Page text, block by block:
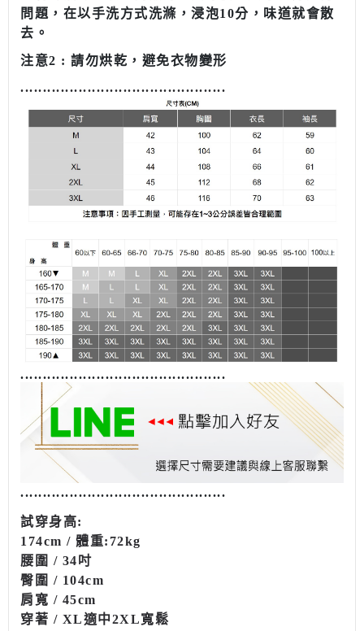
問題，在以手洗方式洗滌，浸泡10分，味道就會散
去 。
注意2 : 請勿烘乾，避免衣物變形
..............................................
..............................................
..............................................
試穿身高:
174cm / 體重:72kg
腰圍 / 34吋
臀圍 / 104cm
肩寬 / 45cm
穿著 / XL適中2XL寬鬆